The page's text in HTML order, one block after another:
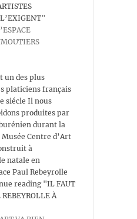
un des plus
platiciens français
siécle Il nous
produites par
durant la
Centre d’Art
à
natale en
Paul Rebeyrolle
reading "IL FAUT
REBEYROLLE À